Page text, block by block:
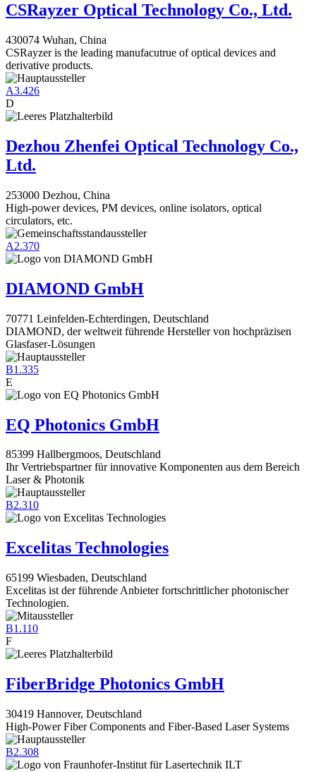
CSRayzer Optical Technology Co., Ltd.
430074 Wuhan, China
CSRayzer is the leading manufacutrue of optical devices and
derivative products.
A3.426
D
Dezhou Zhenfei Optical Technology Co.,
Ltd.
253000 Dezhou, China
High-power devices, PM devices, online isolators, optical
circulators, etc.
A2.370
DIAMOND GmbH
70771 Leinfelden-Echterdingen, Deutschland
DIAMOND, der weltweit führende Hersteller von hochpräzisen
Glasfaser-Lösungen
B1.335
E
EQ Photonics GmbH
85399 Hallbergmoos, Deutschland
Ihr Vertriebspartner für innovative Komponenten aus dem Bereich
Laser & Photonik
B2.310
Excelitas Technologies
65199 Wiesbaden, Deutschland
Excelitas ist der führende Anbieter fortschrittlicher photonischer
Technologien.
B1.110
F
FiberBridge Photonics GmbH
30419 Hannover, Deutschland
High-Power Fiber Components and Fiber-Based Laser Systems
B2.308